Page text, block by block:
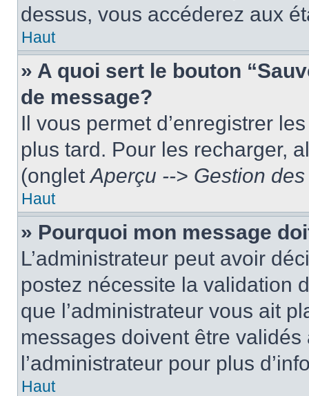
dessus, vous accéderez aux
Haut
» A quoi sert le bouton
de message?
Il vous permet d’enregistrer
plus tard. Pour les recharger,
(ongletAperçu --> Gestion
Haut
» Pourquoi mon message
L’administrateur peut avoir
postez nécessite la validation
que l’administrateur vous ait
messages doivent être validés
l’administrateur pour plus
Haut